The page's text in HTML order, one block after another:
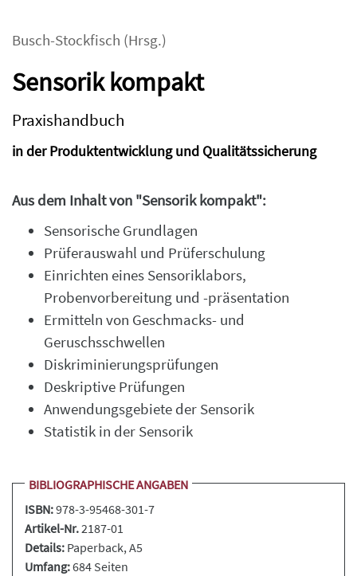
Busch-Stockfisch (Hrsg.)
Sensorik kompakt
Praxishandbuch
in der Produktentwicklung und Qualitätssicherung
Aus dem Inhalt von "Sensorik kompakt":
Sensorische Grundlagen
Prüferauswahl und Prüferschulung
Einrichten eines Sensoriklabors,
Probenvorbereitung und -präsentation
Ermitteln von Geschmacks- und
Geruschsschwellen
Diskriminierungsprüfungen
Deskriptive Prüfungen
Anwendungsgebiete der Sensorik
Statistik in der Sensorik
BIBLIOGRAPHISCHE ANGABEN
ISBN:978-3-95468-301-7
Artikel-Nr.2187-01
Details: Paperback, A5
Umfang:684 Seiten